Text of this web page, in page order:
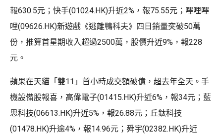
報630.5元；快手(01024.HK)升近2%，報75.55元；嗶哩嗶
哩(09626.HK)新遊戲《逃離鴨科夫》四日銷量突破50萬
份，推算首星期收入超過2500萬，股價升近9%，報228
元。
蘋果在天貓「雙11」首小時成交額破億，超去年全天。手
機設備股報喜，高偉電子(01415.HK)升近6%，報34元；藍
思科技(06613.HK)升近5%，報26.88元；丘鈦科技
(01478.HK)升逾4%，報14.96元；舜宇(02382.HK)升近